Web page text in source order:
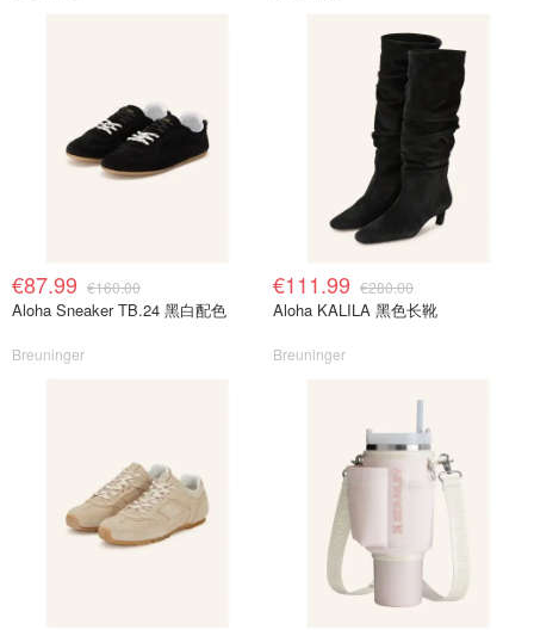
€87.99 €160.00
Aloha Sneaker TB.24 黑白配色
Breuninger
€111.99 €280.00
Aloha KALILA 黑色长靴
Breuninger